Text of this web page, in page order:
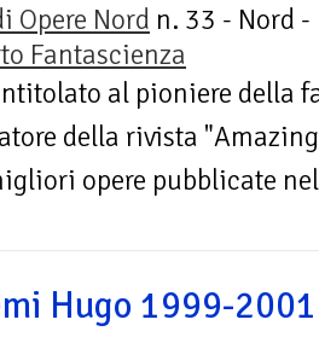
Opere Nord n. 33 - Nord -
Fantascienza
al pioniere della
della rivista
opere pubblicate
Hugo 1999-2001